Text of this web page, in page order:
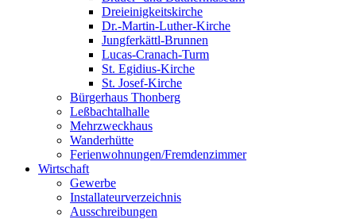
Dreieinigkeitskirche
Dr.-Martin-Luther-Kirche
Jungferkättl-Brunnen
Lucas-Cranach-Turm
St. Egidius-Kirche
St. Josef-Kirche
Bürgerhaus Thonberg
Leßbachtalhalle
Mehrzweckhaus
Wanderhütte
Ferienwohnungen/Fremdenzimmer
Wirtschaft
Gewerbe
Installateurverzeichnis
Ausschreibungen